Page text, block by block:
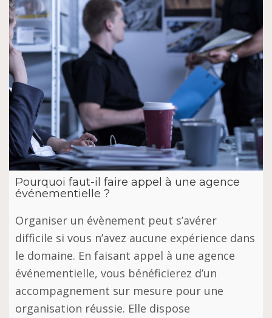
Pourquoi faut-il faire appel à une agence
événementielle ?
Organiser un évènement peut s’avérer
difficile si vous n’avez aucune expérience dans
le domaine. En faisant appel à une agence
événementielle, vous bénéficierez d’un
accompagnement sur mesure pour une
organisation réussie. Elle dispose